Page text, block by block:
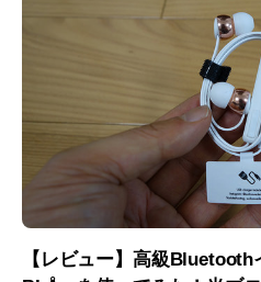
【レビュー】高級